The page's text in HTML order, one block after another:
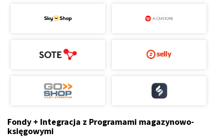
Fondy + Integracja z Programami magazynowo-
księgowymi